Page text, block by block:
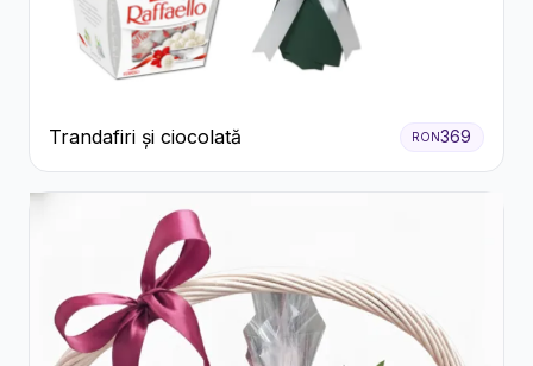
Trandafiri și ciocolată RON369